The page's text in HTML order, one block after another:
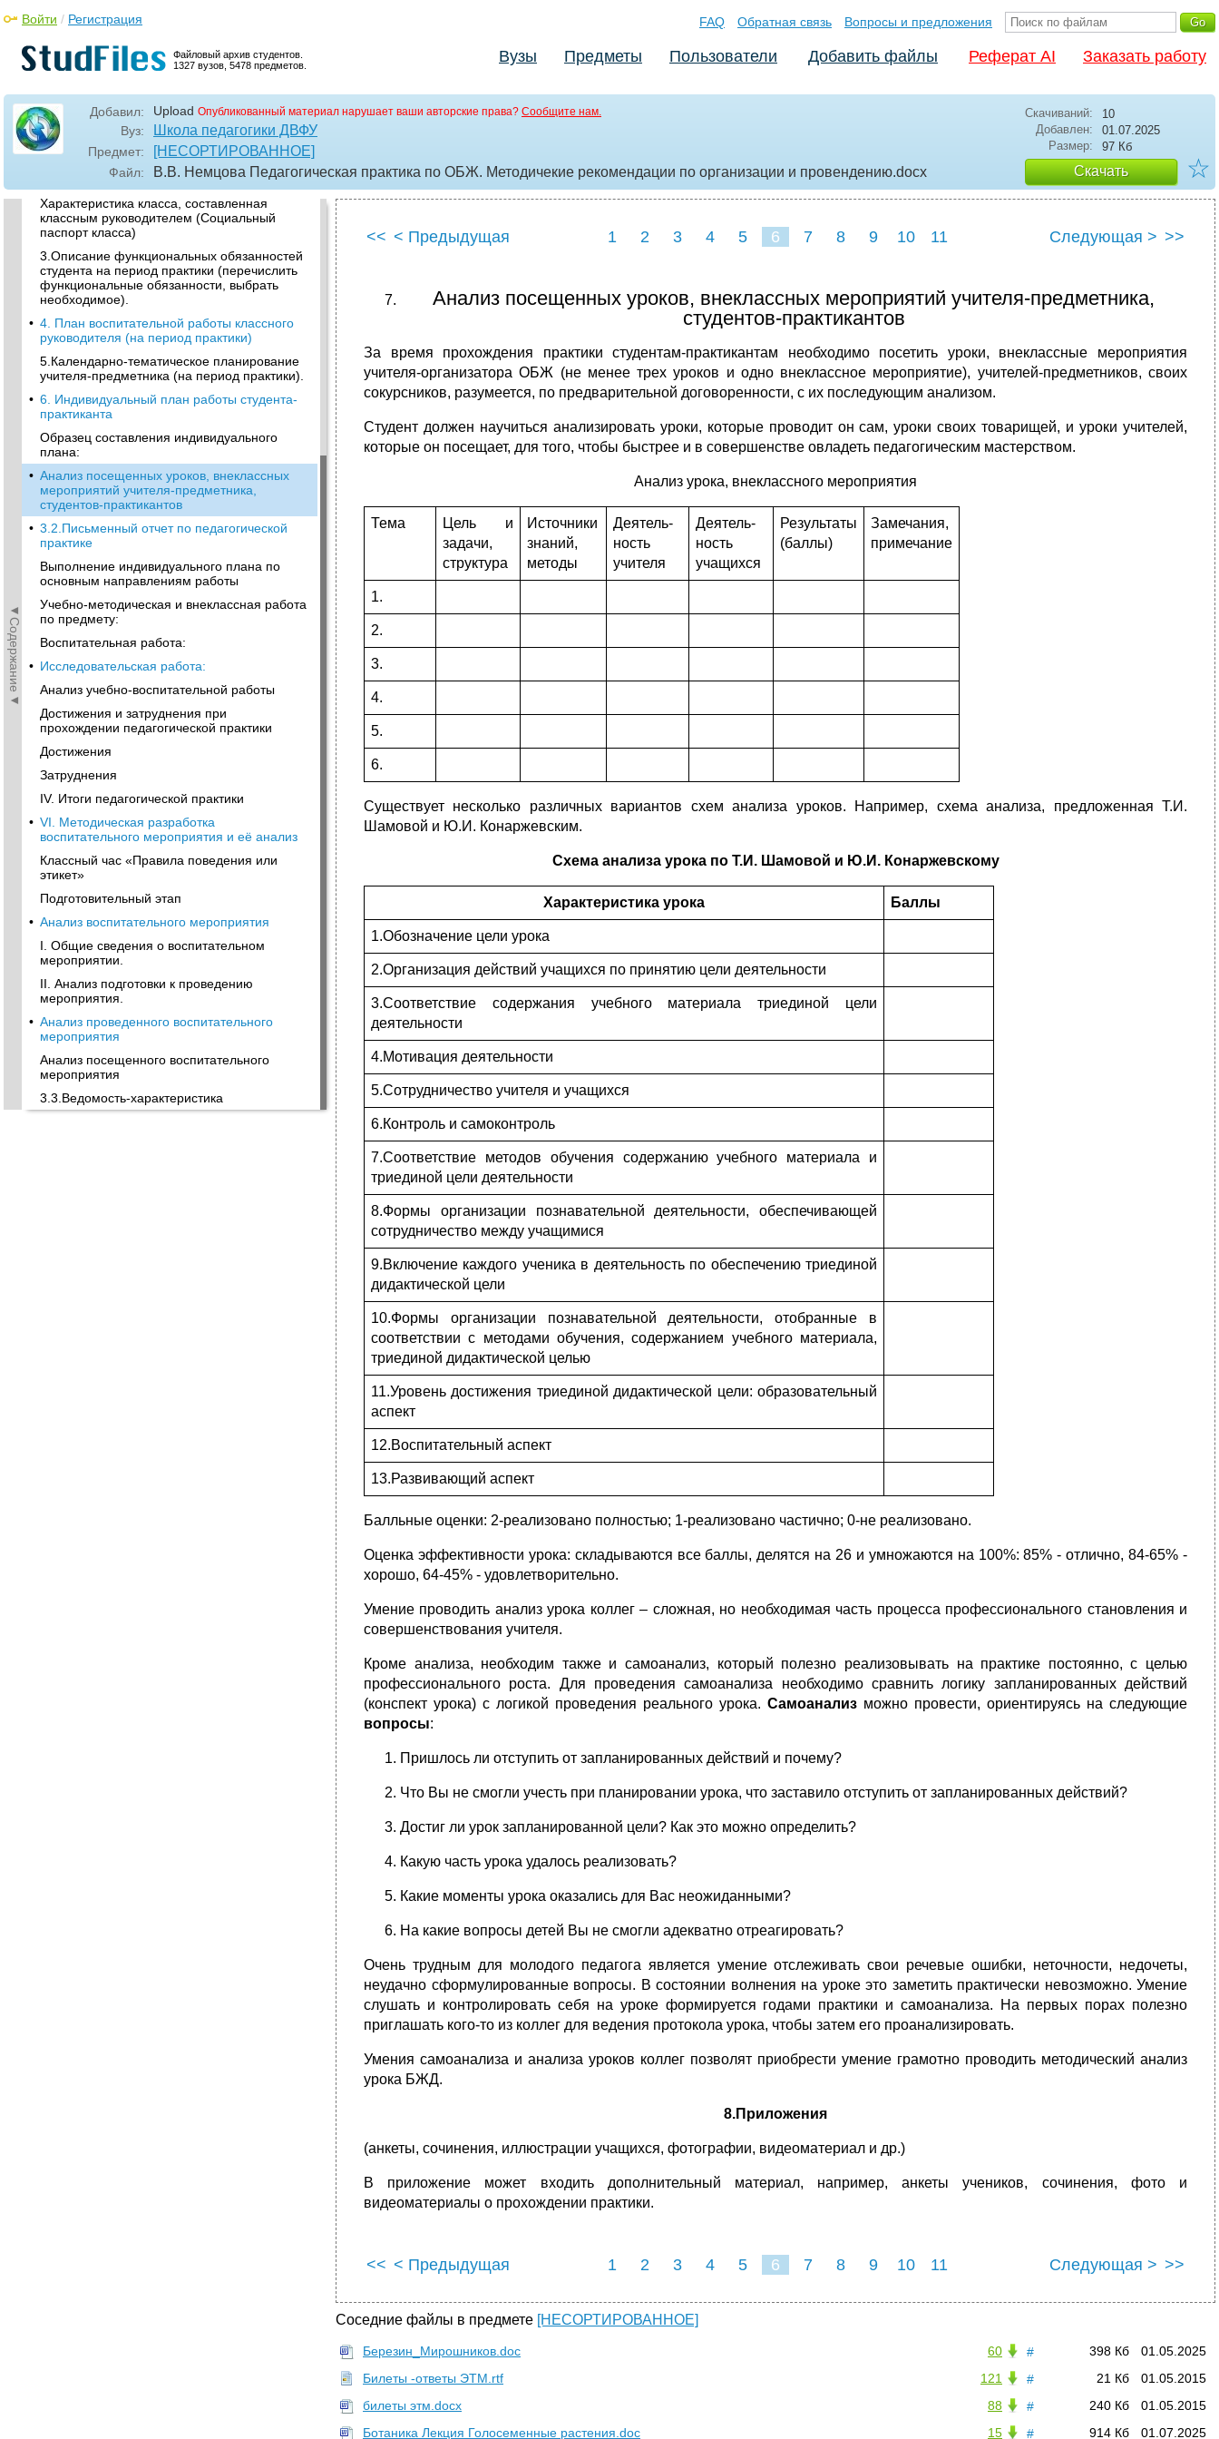
Файловый архив студентов.
1327 вузов, 5478 предметов.
Войти / Регистрация FAQ Обратная связь Вопросы и предложения
Вузы Предметы Пользователи Добавить файлы Реферат AI Заказать работу
Добавил: Upload Опубликованный материал нарушает ваши авторские права? Сообщите нам.
Вуз: Школа педагогики ДВФУ
Предмет: [НЕСОРТИРОВАННОЕ]
Файл: В.В. Немцова Педагогическая практика по ОБЖ. Методичекие рекомендации по организации и провендению.docx
Скачиваний:
10
Добавлен:
01.07.2025
Размер:
97 Кб
Скачать ☆
◄Содержание◄
практики
титульного листа!
университет»
ШколА педагогики
2. Сведения о классе Список учащихся
Успеваемость учащихся за четверть
(полугодие) Размещение учащихся в классе
Характеристика класса, составленная
классным руководителем (Социальный
паспорт класса)
3.Описание функциональных обязанностей
студента на период практики (перечислить
функциональные обязанности, выбрать
необходимое).
• 4. План воспитательной работы классного
руководителя (на период практики)
5.Календарно-тематическое планирование
учителя-предметника (на период практики).
• 6. Индивидуальный план работы студента-
практиканта
Образец составления индивидуального
плана:
• Анализ посещенных уроков, внеклассных
мероприятий учителя-предметника,
студентов-практикантов
• 3.2.Письменный отчет по педагогической
практике
Выполнение индивидуального плана по
основным направлениям работы
Учебно-методическая и внеклассная работа
по предмету:
Воспитательная работа:
• Исследовательская работа:
Анализ учебно-воспитательной работы
Достижения и затруднения при
прохождении педагогической практики
Достижения
Затруднения
IV. Итоги педагогической практики
• VI. Методическая разработка
воспитательного мероприятия и её анализ
Классный час «Правила поведения или
этикет»
Подготовительный этап
• Анализ воспитательного мероприятия
I. Общие сведения о воспитательном
мероприятии.
II. Анализ подготовки к проведению
мероприятия.
• Анализ проведенного воспитательного
мероприятия
Анализ посещенного воспитательного
мероприятия
3.3.Ведомость-характеристика
<< < Предыдущая 1 2 3 4 5 6 7 8 9 10 11 Следующая > >>
Анализ посещенных уроков, внеклассных мероприятий учителя-предметника,
студентов-практикантов
За время прохождения практики студентам-практикантам необходимо посетить уроки, внеклассные мероприятия
учителя-организатора ОБЖ (не менее трех уроков и одно внеклассное мероприятие), учителей-предметников, своих
сокурсников, разумеется, по предварительной договоренности, с их последующим анализом.
Студент должен научиться анализировать уроки, которые проводит он сам, уроки своих товарищей, и уроки учителей,
которые он посещает, для того, чтобы быстрее и в совершенстве овладеть педагогическим мастерством.
Анализ урока, внеклассного мероприятия
Тема
Цель и
задачи,
структура
Источники
знаний,
методы
Деятель-
ность
учителя
Деятель-
ность
учащихся
Результаты
(баллы)
Замечания,
примечание
1.
2.
3.
4.
5.
6.
Существует несколько различных вариантов схем анализа уроков. Например, схема анализа, предложенная Т.И.
Шамовой и Ю.И. Конаржевским.
Схема анализа урока по Т.И. Шамовой и Ю.И. Конаржевскому
Характеристика урока Баллы
1.Обозначение цели урока
2.Организация действий учащихся по принятию цели деятельности
3.Соответствие содержания учебного материала триединой цели
деятельности
4.Мотивация деятельности
5.Сотрудничество учителя и учащихся
6.Контроль и самоконтроль
7.Соответствие методов обучения содержанию учебного материала и
триединой цели деятельности
8.Формы организации познавательной деятельности, обеспечивающей
сотрудничество между учащимися
9.Включение каждого ученика в деятельность по обеспечению триединой
дидактической цели
10.Формы организации познавательной деятельности, отобранные в
соответствии с методами обучения, содержанием учебного материала,
триединой дидактической целью
11.Уровень достижения триединой дидактической цели: образовательный
аспект
12.Воспитательный аспект
13.Развивающий аспект
Балльные оценки: 2-реализовано полностью; 1-реализовано частично; 0-не реализовано.
Оценка эффективности урока: складываются все баллы, делятся на 26 и умножаются на 100%: 85% - отлично, 84-65% -
хорошо, 64-45% - удовлетворительно.
Умение проводить анализ урока коллег – сложная, но необходимая часть процесса профессионального становления и
совершенствования учителя.
Кроме анализа, необходим также и самоанализ, который полезно реализовывать на практике постоянно, с целью
профессионального роста. Для проведения самоанализа необходимо сравнить логику запланированных действий
(конспект урока) с логикой проведения реального урока. Самоанализ можно провести, ориентируясь на следующие
вопросы:
Пришлось ли отступить от запланированных действий и почему?
Что Вы не смогли учесть при планировании урока, что заставило отступить от запланированных действий?
Достиг ли урок запланированной цели? Как это можно определить?
Какую часть урока удалось реализовать?
Какие моменты урока оказались для Вас неожиданными?
На какие вопросы детей Вы не смогли адекватно отреагировать?
Очень трудным для молодого педагога является умение отслеживать свои речевые ошибки, неточности, недочеты,
неудачно сформулированные вопросы. В состоянии волнения на уроке это заметить практически невозможно. Умение
слушать и контролировать себя на уроке формируется годами практики и самоанализа. На первых порах полезно
приглашать кого-то из коллег для ведения протокола урока, чтобы затем его проанализировать.
Умения самоанализа и анализа уроков коллег позволят приобрести умение грамотно проводить методический анализ
урока БЖД.
8.Приложения
(анкеты, сочинения, иллюстрации учащихся, фотографии, видеоматериал и др.)
В приложение может входить дополнительный материал, например, анкеты учеников, сочинения, фото и
видеоматериалы о прохождении практики.
<< < Предыдущая 1 2 3 4 5 6 7 8 9 10 11 Следующая > >>
Соседние файлы в предмете [НЕСОРТИРОВАННОЕ]
# 01.05.2025
398 Кб
60
Березин_Мирошников.doc
#
01.05.2015
21 Кб
121
Билеты -ответы ЭТМ.rtf
#
01.05.2015
240 Кб
88
билеты этм.docx
#
01.07.2025
914 Кб
15
Ботаника Лекция Голосеменные растения.doc